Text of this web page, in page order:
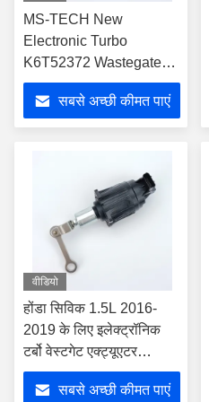
MS-TECH New
Electronic Turbo
K6T52372 Wastegate
Actuator For Honda
Civic 1.5L 2016-2019
सबसे अच्छी कीमत पाएं
वीडियो
होंडा सिविक 1.5L 2016-
2019 के लिए इलेक्ट्रॉनिक
टर्बो वेस्टगेट एक्ट्यूएटर
K6T52372
सबसे अच्छी कीमत पाएं